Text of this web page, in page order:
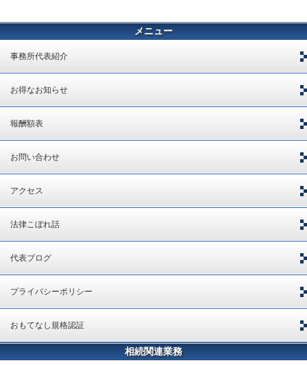
メニュー
事務所代表紹介
お得なお知らせ
報酬額表
お問い合わせ
アクセス
法律こぼれ話
代表ブログ
プライバシーポリシー
おもてなし規格認証
相続関連業務